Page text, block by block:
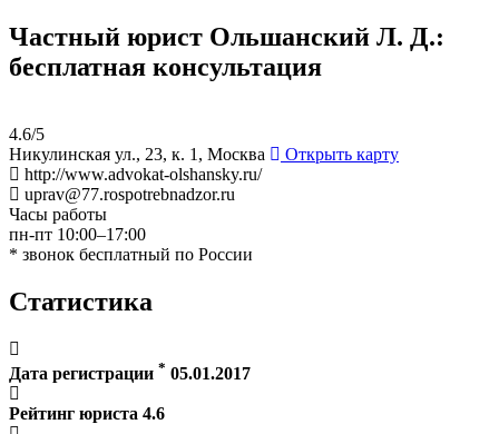
Частный юрист Ольшанский Л. Д.:
бесплатная консультация
4.6/5
Никулинская ул., 23, к. 1, Москва
Открыть карту
http://www.advokat-olshansky.ru/
uprav@77.rospotrebnadzor.ru
Часы работы
пн-пт 10:00–17:00
* звонок бесплатный по России
Статистика
Дата регистрации * 05.01.2017
Рейтинг юриста 4.6